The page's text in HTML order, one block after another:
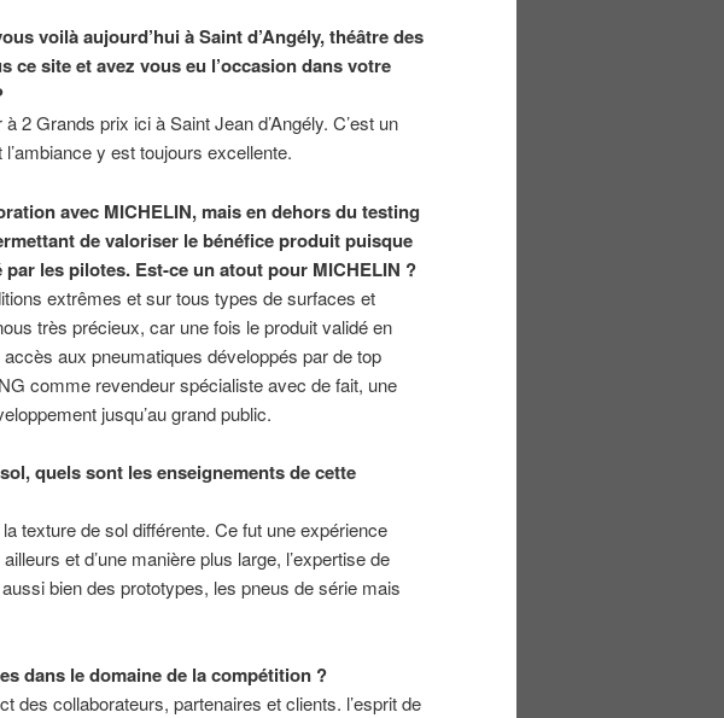
voilà aujourd’hui à Saint d’Angély, théâtre des
site et avez vous eu l’occasion dans votre
Grands prix ici à Saint Jean d’Angély. C’est un
y est toujours excellente.
avec MICHELIN, mais en dehors du testing
de valoriser le bénéfice produit puisque
les pilotes. Est-ce un atout pour MICHELIN ?
extrêmes et sur tous types de surfaces et
très précieux, car une fois le produit validé en
aux pneumatiques développés par de top
comme revendeur spécialiste avec de fait, une
jusqu’au grand public.
quels sont les enseignements de cette
texture de sol différente. Ce fut une expérience
et d’une manière plus large, l’expertise de
bien des prototypes, les pneus de série mais
dans le domaine de la compétition ?
des collaborateurs, partenaires et clients. l’esprit de